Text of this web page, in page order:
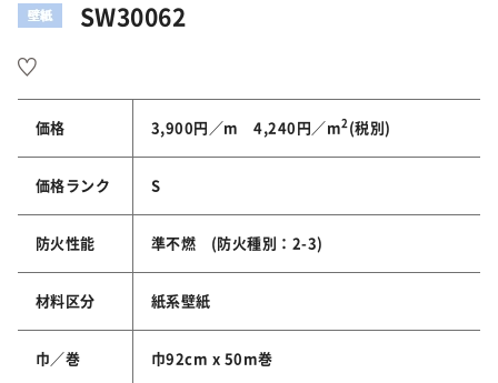
SW30062
価格 3,900円／m 4,240円／m2 (税別)
価格ランク S
防火性能 準不燃 (防火種別：2-3)
材料区分 紙系壁紙
巾／巻 巾92cm x 50m巻